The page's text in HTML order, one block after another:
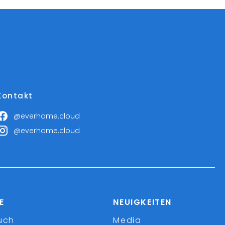
@everhome.cloud
@everhome.cloud
NEUIGKEITEN
Media